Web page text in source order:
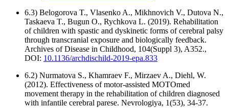
6.3) Belogorova T., Vlasenko A., Mikhnovich V., Dutova N.,
Taskaeva T., Bugun O., Rychkova L. (2019). Rehabilitation
of children with spastic and dyskinetic forms of cerebral palsy
through transcranial exposure and biologically feedback.
Archives of Disease in Childhood, 104(Suppl 3), A352.,
DOI: 10.1136/archdischild-2019-epa.833
6.2) Nurmatova S., Khamraev F., Mirzaev A., Diehl, W.
(2012). Effectiveness of motor-assisted MOTOmed
movement therapy in the rehabilitation of children diagnosed
with infantile cerebral parese. Nevrologiya, 1(53), 34-37.